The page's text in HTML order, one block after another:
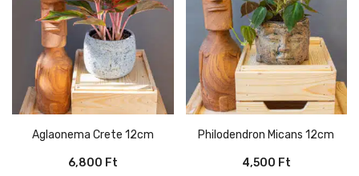
Aglaonema Crete 12cm
6,800 Ft
Philodendron Micans 12cm
4,500 Ft